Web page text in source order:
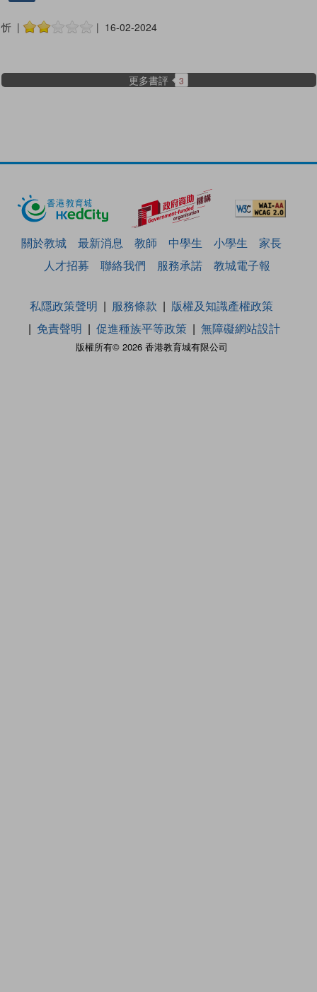
忻 | | 16-02-2024
更多書評 3
關於教城 最新消息 教師 中學生 小學生
家長
人才招募
聯絡我們 服務承諾 教城電子報
版權所有© 2026 香港教育城有限公司
私隱政策聲明 服務條款
版權及知識產權政策
免責聲明
促進種族平等政策 無障礙網站設計